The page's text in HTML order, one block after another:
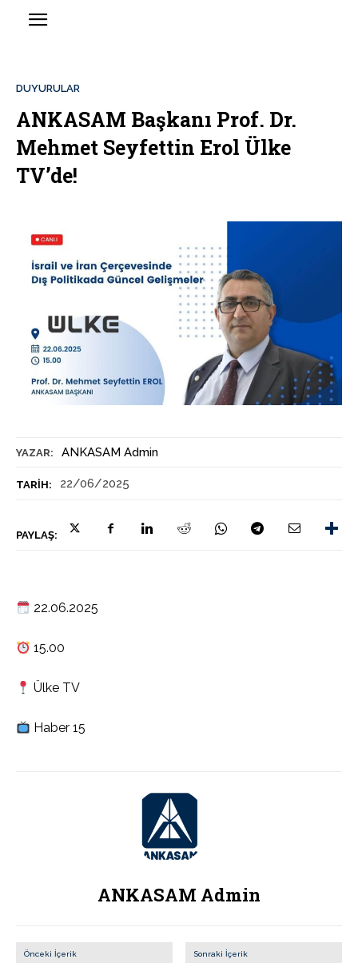
YAZAR: ANKASAM Admin
TARIH: 22/06/2025
PAYLAŞ:
DUYURULAR
ANKASAM Başkanı Prof. Dr.
Mehmet Seyfettin Erol Ülke
TV’de!
22.06.2025
15.00
Ülke TV
Haber 15
ANKASAM Admin
Önceki İçerik Sonraki İçerik